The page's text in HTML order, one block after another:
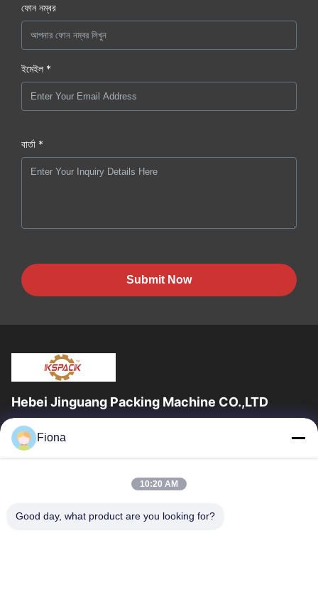
ফোন নম্বর
ইমেইল *
বার্তা *
Submit Now
Hebei Jinguang Packing Machine CO.,LTD
জিনগুয়াং প্যাকিং মেশিন কো লিমিটেড হ'ল একটি পেশাদার professionalেউখেলানযুক্ত
শক্ত কাগজ মুদ্রণ সরঞ্জাম এবং দশ বছরেরও বেশি সময় ধরে শক্ত কাগজ...
দ্রুত লিঙ্ক
পণ্য
আমাদের সম্পর্কে
কারখানা ভ্রমণ
Fiona
10:20 AM
Good day, what product are you looking for?